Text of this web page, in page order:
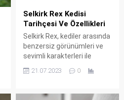
Kedisi Hakkında Napolyon...
Selkirk Rex Kedisi
Tarihçesi Ve Özellikleri
Selkirk Rex, kediler arasında
benzersiz görünümleri ve
sevimli karakterleri ile
yapısına sahip kedi ırkıdır. Bu
ABD’de keşfedilmiştir ve o
21.07.2023 0